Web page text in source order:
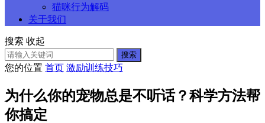
猫咪行为解码
关于我们
搜索 收起
搜索
您的位置 首页 激励训练技巧
为什么你的宠物总是不听话？科学方法帮
你搞定